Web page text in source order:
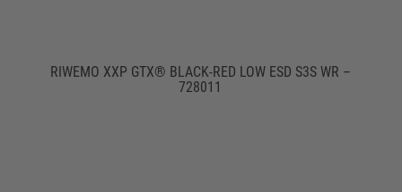
RIWEMO XXP GTX® BLACK-RED LOW ESD S3S WR –
728011